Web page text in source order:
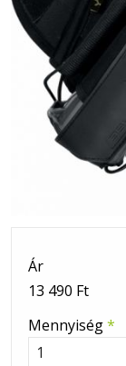
Ár
13 490 Ft
Mennyiség*